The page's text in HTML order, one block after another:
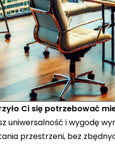
Ci się potrzebować
uniwersalność i wygodę
przestrzeni, bez